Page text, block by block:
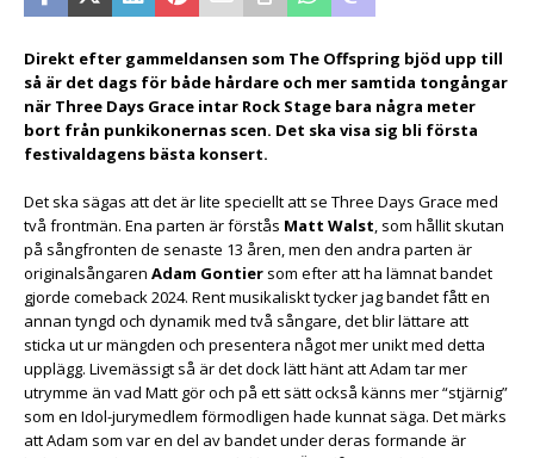
Direkt efter gammeldansen som The Offspring bjöd upp till
så är det dags för både hårdare och mer samtida tongångar
när Three Days Grace intar Rock Stage bara några meter
bort från punkikonernas scen. Det ska visa sig bli första
festivaldagens bästa konsert.
Det ska sägas att det är lite speciellt att se Three Days Grace med
två frontmän. Ena parten är förstås Matt Walst, som hållit skutan
på sångfronten de senaste 13 åren, men den andra parten är
originalsångaren Adam Gontier som efter att ha lämnat bandet
gjorde comeback 2024. Rent musikaliskt tycker jag bandet fått en
annan tyngd och dynamik med två sångare, det blir lättare att
sticka ut ur mängden och presentera något mer unikt med detta
upplägg. Livemässigt så är det dock lätt hänt att Adam tar mer
utrymme än vad Matt gör och på ett sätt också känns mer “stjärnig”
som en Idol-jurymedlem förmodligen hade kunnat säga. Det märks
att Adam som var en del av bandet under deras formande är